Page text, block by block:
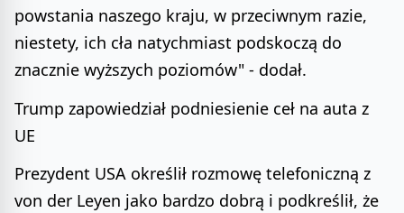
powstania naszego kraju, w przeciwnym razie,
niestety, ich cła natychmiast podskoczą do
znacznie wyższych poziomów" - dodał.
Trump zapowiedział podniesienie ceł na auta z
UE
Prezydent USA określił rozmowę telefoniczną z
von der Leyen jako bardzo dobrą i podkreślił, że